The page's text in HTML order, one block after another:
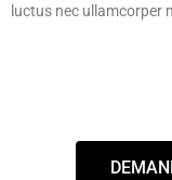
luctus nec ullamcorper